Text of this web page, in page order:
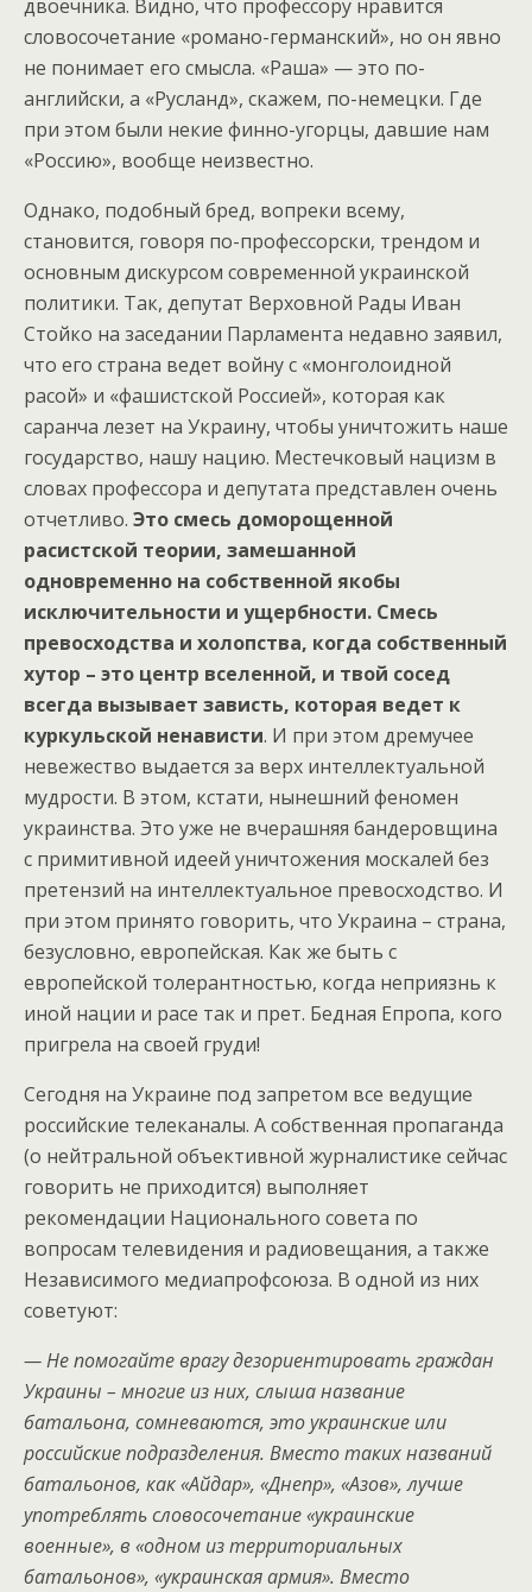
двоечника. Видно, что профессору нравится
словосочетание «романо-германский», но он явно
не понимает его смысла. «Раша» — это по-
английски, а «Русланд», скажем, по-немецки. Где
при этом были некие финно-угорцы, давшие нам
«Россию», вообще неизвестно.
Однако, подобный бред, вопреки всему,
становится, говоря по-профессорски, трендом и
основным дискурсом современной украинской
политики. Так, депутат Верховной Рады Иван
Стойко на заседании Парламента недавно заявил,
что его страна ведет войну с «монголоидной
расой» и «фашистской Россией», которая как
саранча лезет на Украину, чтобы уничтожить наше
государство, нашу нацию. Местечковый нацизм в
словах профессора и депутата представлен очень
отчетливо. Это смесь доморощенной
расистской теории, замешанной
одновременно на собственной якобы
исключительности и ущербности. Смесь
превосходства и холопства, когда собственный
хутор – это центр вселенной, и твой сосед
всегда вызывает зависть, которая ведет к
куркульской ненависти. И при этом дремучее
невежество выдается за верх интеллектуальной
мудрости. В этом, кстати, нынешний феномен
украинства. Это уже не вчерашняя бандеровщина
с примитивной идеей уничтожения москалей без
претензий на интеллектуальное превосходство. И
при этом принято говорить, что Украина – страна,
безусловно, европейская. Как же быть с
европейской толерантностью, когда неприязнь к
иной нации и расе так и прет. Бедная Епропа, кого
пригрела на своей груди!
Сегодня на Украине под запретом все ведущие
российские телеканалы. А собственная пропаганда
(о нейтральной объективной журналистике сейчас
говорить не приходится) выполняет
рекомендации Национального совета по
вопросам телевидения и радиовещания, а также
Независимого медиапрофсоюза. В одной из них
советуют:
— Не помогайте врагу дезориентировать граждан
Украины – многие из них, слыша название
батальона, сомневаются, это украинские или
российские подразделения. Вместо таких названий
батальонов, как «Айдар», «Днепр», «Азов», лучше
употреблять словосочетание «украинские
военные», в «одном из территориальных
батальонов», «украинская армия». Вместо